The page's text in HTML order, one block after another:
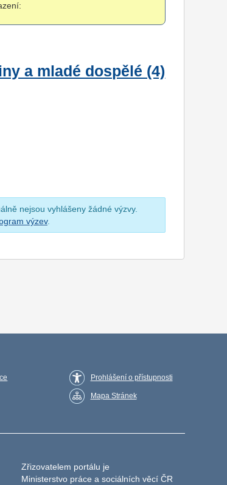
a mladé dospělé (4)
nejsou vyhlášeny žádné výzvy.
výzev.
Prohlášení o přístupnosti
Mapa Stránek
Zřizovatelem portálu je
Ministerstvo práce a sociálních věcí ČR